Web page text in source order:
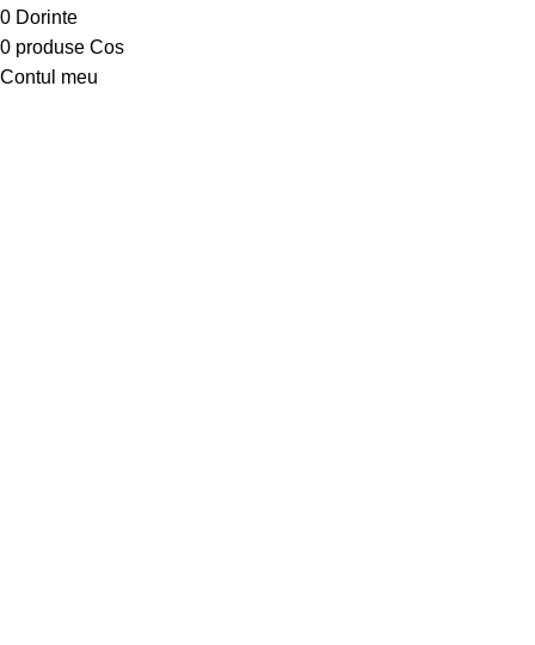
0 Dorinte
0 produse Cos
Contul meu